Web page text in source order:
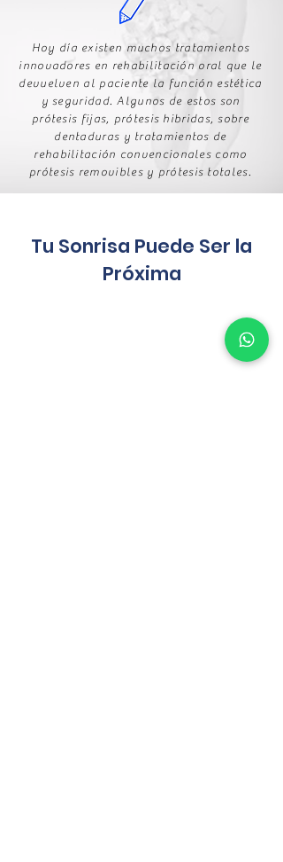
Hoy día existen muchos tratamientos
innovadores en rehabilitación oral que le
devuelven al paciente la función estética
y seguridad. Algunos de estos son
prótesis fijas, prótesis hibridas, sobre
dentaduras y tratamientos de
rehabilitación convencionales como
prótesis removibles y prótesis totales.
Tu Sonrisa Puede Ser la
Próxima